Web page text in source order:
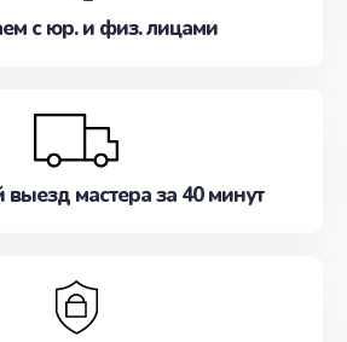
с юр. и физ. лицами
выезд мастера за 40 минут